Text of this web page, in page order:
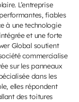
L’entreprise
fiables
à une technologie
et une forte
Global soutient
commercialise
sur les panneaux
dans les
elles répondent
des toitures